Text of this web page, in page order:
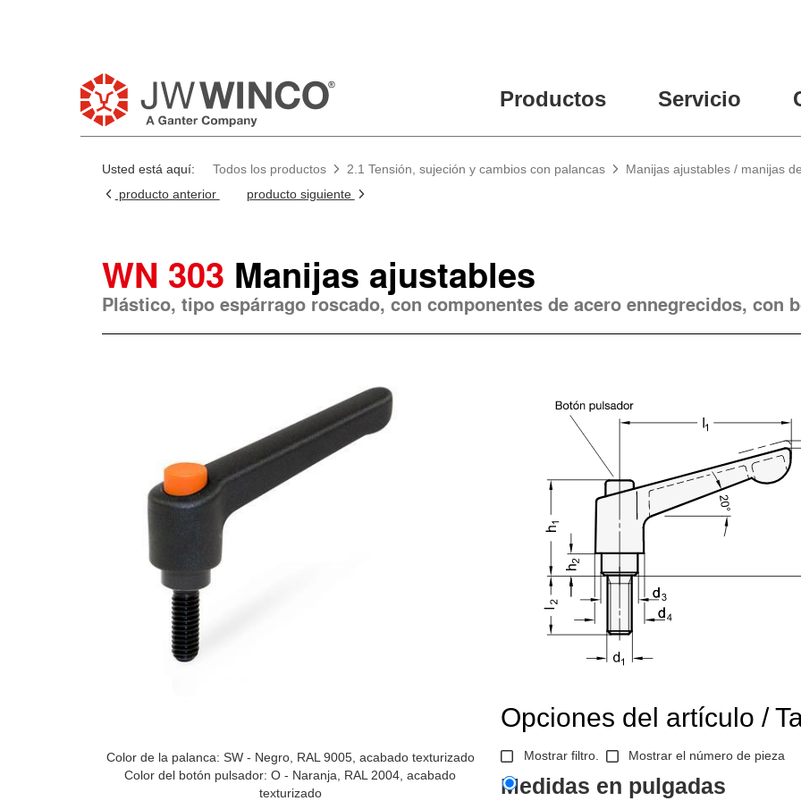
Productos Servicio
Usted está aquí: Todos los productos 2.1 Tensión, sujeción y cambios con palancas
Manijas ajustables / manijas
producto anterior
producto siguiente
WN 303 Manijas ajustables
Plástico, tipo espárrago roscado, con componentes de acero ennegrecidos, con
Color de la palanca: SW - Negro, RAL 9005, acabado texturizado
Color del botón pulsador: O - Naranja, RAL 2004, acabado
texturizado
Opciones del artículo /
Mostrar filtro. Mostrar el número de pieza
Medidas en pulgadas